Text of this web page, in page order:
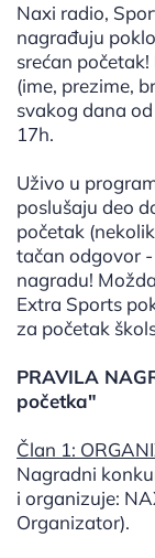
Naxi radio,
nagrađuju
srećan
(ime, prezime,
svakog dana
17h.
Uživo u
poslušaju deo
početak
tačan odgovor
nagradu!
Extra Sports
za početak
PRAVILA
početka"
Član 1:
Nagradni
i organizuje:
Organizator).